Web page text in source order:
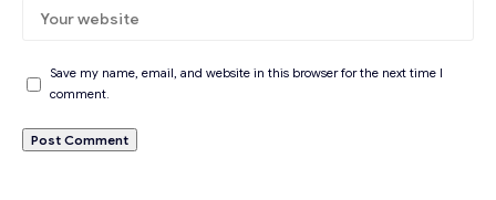
Save my name, email, and website in this browser for the next time I
comment.